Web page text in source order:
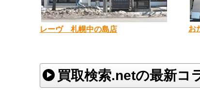
レーヴ 札幌中の島店 お
買取検索.netの最新コ